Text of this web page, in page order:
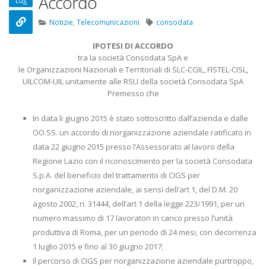
Notizie Telecomunicazioni consodata
IPOTESI DI ACCORDO
tra la società Consodata SpA e
le Organizzazioni Nazionali e Territoriali di SLC-CGIL, FISTEL-CISL,
UILCOM-UIL unitamente alle RSU della società Consodata SpA
Premesso che
In data li giugno 2015 è stato sottoscritto dall’azienda e dalle
OO.SS. un accordo di riorganizzazione aziendale ratificato in
data 22 giugno 2015 presso l’Assessorato al lavoro della
Regione Lazio con il riconoscimento per la società Consodata
S.p.A. del beneficio del trattamento di CIGS per
riorganizzazione aziendale, ai sensi delì’art 1, del D.M. 20
agosto 2002, n. 31444, dell’art 1 della legge 223/1991, per un
numero massimo di 17 lavoratori in carico presso l’unità
produttiva di Roma, per un periodo di 24 mesi, con decorrenza
1 luglio 2015 e fino al 30 giugno 2017;
Il percorso di CIGS per riorganizzazione aziendale purtroppo,
22 Ottobre 2022
13 Ottobre 2022
Telecom: sciopero contro
lo scorporo della rete
Convenzione